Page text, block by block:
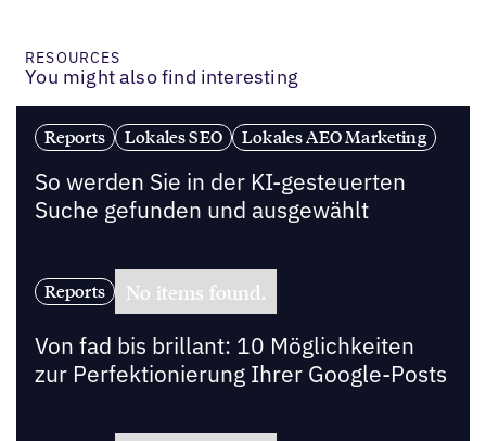
RESOURCES
You might also find interesting
Reports Lokales SEO Lokales AEO Marketing
So werden Sie in der KI-gesteuerten
Suche gefunden und ausgewählt
Reports No items found.
Von fad bis brillant: 10 Möglichkeiten
zur Perfektionierung Ihrer Google-Posts